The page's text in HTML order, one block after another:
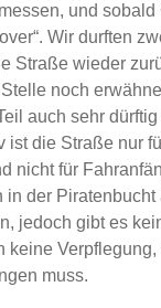
und
Wir durften
Straße wieder
noch
auch sehr
ist die Straße nur
nicht für
in der Piratenbucht
jedoch gibt es
keine Verpflegung,
muss.